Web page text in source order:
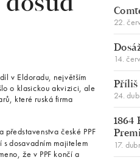
v Eldoradu, největším
o klasickou akvizici, ale
které ruská firma
české PPF
s dosavadním majitelem
že v PPF končí a
22.
14.
Příliš
24.
1864
17.